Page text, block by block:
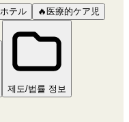
ホテル 🔥 医療的ケア児
제도/법률 정보